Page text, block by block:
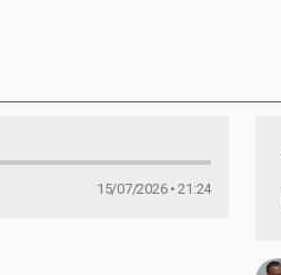
15/07/2026 • 21:24